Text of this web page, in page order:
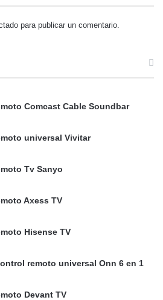
para publicar un comentario.
Comcast Cable Soundbar
universal Vivitar
Tv Sanyo
Axess TV
Hisense TV
remoto universal Onn 6 en 1
Devant TV